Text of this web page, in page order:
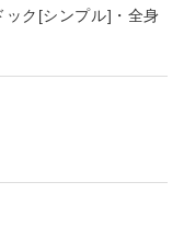
ック[シンプル]・全身